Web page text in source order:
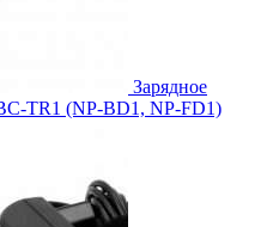
Зарядное
TR1 (NP-BD1, NP-FD1)